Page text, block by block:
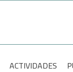
ACTIVIDADES